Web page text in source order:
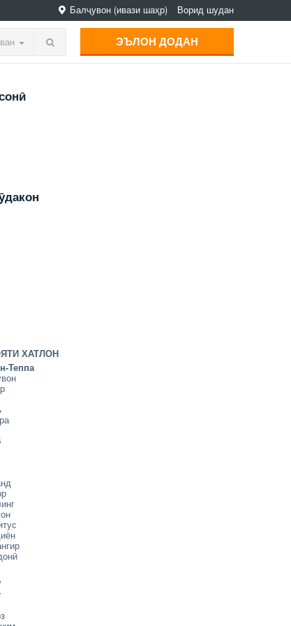
Балҷувон (ивази шаҳр) Ворид шудан
ЭЪЛОН ДОДАН
ХАТЛОН
Теппа